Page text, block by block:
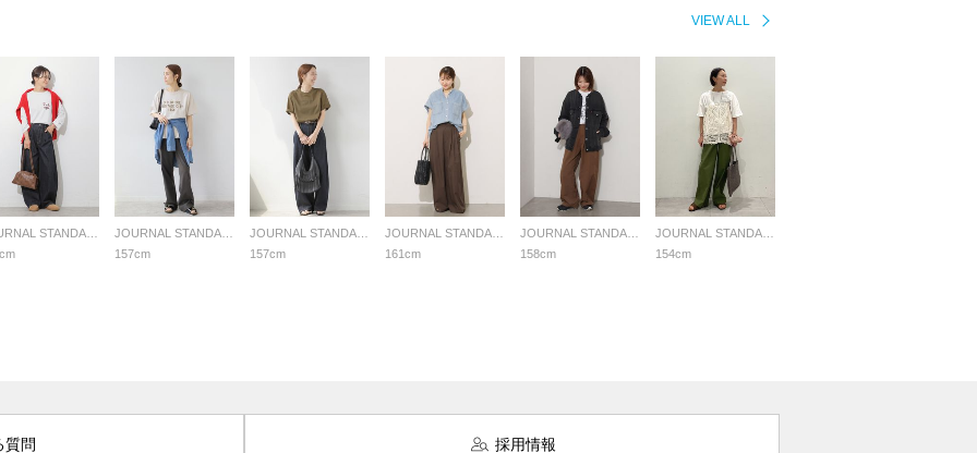
VIEW ALL
157cm
157cm
161cm
158cm
154cm
質問 採用情報